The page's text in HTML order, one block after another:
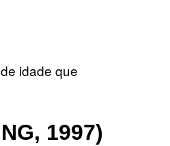
idade que
1997)